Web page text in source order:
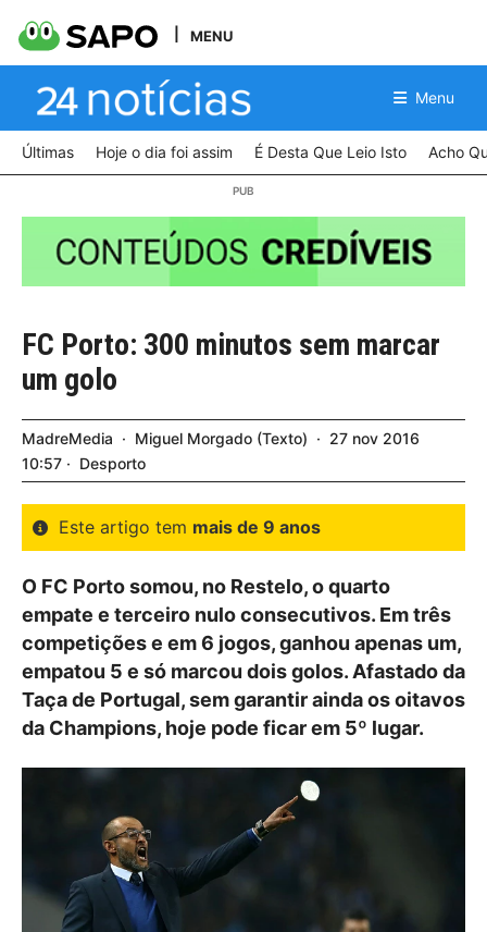
MENU
Menu
Últimas Hoje o dia foi assim É Desta Que Leio Isto Acho
FC Porto: 300 minutos sem marcar
um golo
MadreMedia Miguel Morgado Texto 27 nov 2016
10:57
Desporto
Este artigo tem mais de 9 anos
O FC Porto somou, no Restelo, o quarto
empate e terceiro nulo consecutivos. Em três
competições e em 6 jogos, ganhou apenas um,
empatou 5 e só marcou dois golos. Afastado da
Taça de Portugal, sem garantir ainda os oitavos
da Champions, hoje pode ficar em 5º lugar.